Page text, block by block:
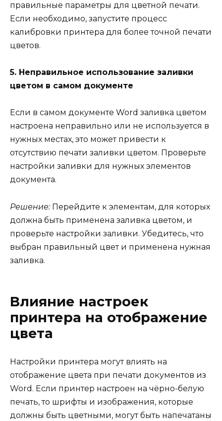
правильные параметры для цветной печати.
Если необходимо, запустите процесс
калибровки принтера для более точной печати
цветов.
5. Неправильное использование заливки
цветом в самом документе
Если в самом документе Word заливка цветом
настроена неправильно или не используется в
нужных местах, это может привести к
отсутствию печати заливки цветом. Проверьте
настройки заливки для нужных элементов
документа.
Решение:Перейдите к элементам, для которых
должна быть применена заливка цветом, и
проверьте настройки заливки. Убедитесь, что
выбран правильный цвет и применена нужная
заливка.
Влияние настроек
принтера на отображение
цвета
Настройки принтера могут влиять на
отображение цвета при печати документов из
Word. Если принтер настроен на чёрно-белую
печать, то шрифты и изображения, которые
должны быть цветными, могут быть напечатаны